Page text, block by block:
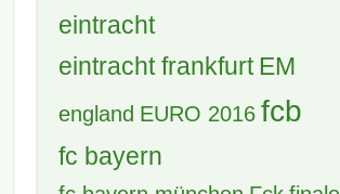
eintracht
eintracht frankfurt EM
england EURO 2016 fcb
fc bayern